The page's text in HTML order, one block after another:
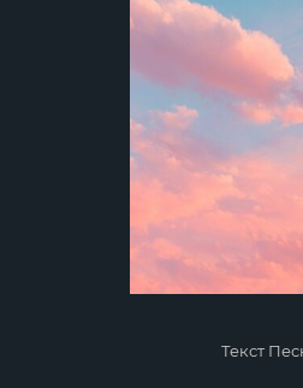
Текст